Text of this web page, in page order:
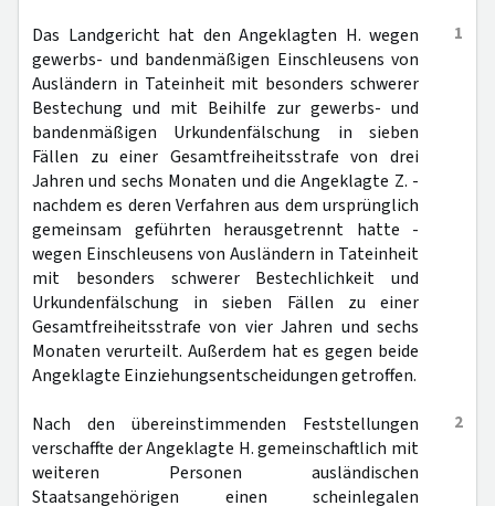
1
Das Landgericht hat den Angeklagten H. wegen
gewerbs- und bandenmäßigen Einschleusens von
Ausländern in Tateinheit mit besonders schwerer
Bestechung und mit Beihilfe zur gewerbs- und
bandenmäßigen Urkundenfälschung in sieben
Fällen zu einer Gesamtfreiheitsstrafe von drei
Jahren und sechs Monaten und die Angeklagte Z. -
nachdem es deren Verfahren aus dem ursprünglich
gemeinsam geführten herausgetrennt hatte -
wegen Einschleusens von Ausländern in Tateinheit
mit besonders schwerer Bestechlichkeit und
Urkundenfälschung in sieben Fällen zu einer
Gesamtfreiheitsstrafe von vier Jahren und sechs
Monaten verurteilt. Außerdem hat es gegen beide
Angeklagte Einziehungsentscheidungen getroffen.
2
Nach den übereinstimmenden Feststellungen
verschaffte der Angeklagte H. gemeinschaftlich mit
weiteren Personen ausländischen
Staatsangehörigen einen scheinlegalen